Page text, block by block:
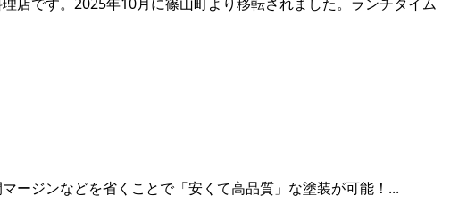
ージンなどを省くことで「安くて高品質」な塗装が可能！...